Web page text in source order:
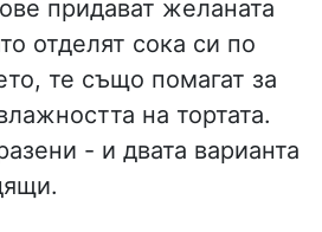
придават желаната
отделят сока си по
те също помагат за
на тортата.
- и двата варианта